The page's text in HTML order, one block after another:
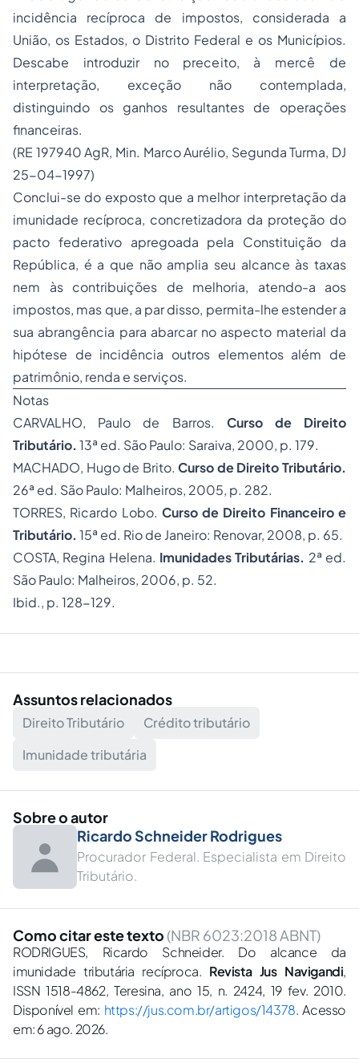
incidência recíproca de impostos, considerada a
União, os Estados, o Distrito Federal e os Municípios.
Descabe introduzir no preceito, à mercê de
interpretação, exceção não contemplada,
distinguindo os ganhos resultantes de operações
financeiras.
(RE 197940 AgR, Min. Marco Aurélio, Segunda Turma, DJ
25-04-1997)
Conclui-se do exposto que a melhor interpretação da
imunidade recíproca, concretizadora da proteção do
pacto federativo apregoada pela Constituição da
República, é a que não amplia seu alcance às taxas
nem às contribuições de melhoria, atendo-a aos
impostos, mas que, a par disso, permita-lhe estender a
sua abrangência para abarcar no aspecto material da
hipótese de incidência outros elementos além de
patrimônio, renda e serviços.
Notas
CARVALHO, Paulo de Barros. Curso de Direito
Tributário. 13ª ed. São Paulo: Saraiva, 2000, p. 179.
MACHADO, Hugo de Brito.Curso de Direito Tributário.
26ª ed. São Paulo: Malheiros, 2005, p. 282.
TORRES, Ricardo Lobo. Curso de Direito Financeiroe
Tributário. 15ª ed. Rio de Janeiro: Renovar, 2008, p. 65.
COSTA, Regina Helena. Imunidades Tributárias. 2ª ed.
São Paulo: Malheiros, 2006, p. 52.
Ibid., p. 128-129.
Assuntos relacionados
Direito Tributário
Crédito tributário
Imunidade tributária
Sobre o autor
Ricardo Schneider Rodrigues
Procurador Federal. Especialista em Direito
Tributário.
Como citar este texto (NBR 6023:2018 ABNT)
RODRIGUES, Ricardo Schneider. Do alcance da
imunidade tributária recíproca. Revista Jus Navigandi,
ISSN 1518-4862, Teresina, ano 15, n. 2424, 19 fev. 2010.
Disponível em: https://jus.com.br/artigos/14378. Acesso
em: 6 ago. 2026.